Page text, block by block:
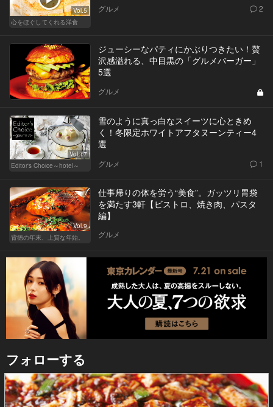
Vol.5
心をほぐしてくれる洋食
グルメ 2
ジューシーなパティにかぶりつきたい！贅
沢感溢れる、中目黒の「グルメバーガー」
5選
グルメ
Vol.17
Editor's Choice～hotel～
雪のように真っ白なスイーツに心ときめ
く！冬限定ホワイトアフタヌーンティー4
選
グルメ 1
Vol.9
背徳の年末、上質な年始。
仕事帰りの体を労う“美食”。ガッツリ胃袋
を満たす3軒【ビストロ、焼き肉、パスタ
編】
グルメ
フォローする